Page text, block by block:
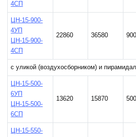
4СП
ЦН-15-900-
4УП
ЦН-15-900-
4СП
22860 36580 900
с уликой (воздухосборником) и
ЦН-15-500-
6УП
ЦН-15-500-
6СП
13620 15870 500
ЦН-15-550-